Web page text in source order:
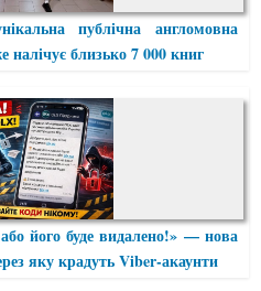
публічна англомовна
налічує близько 7 000 книг
його буде видалено!» — нова
яку крадуть Viber-акаунти